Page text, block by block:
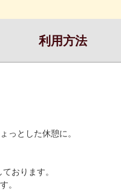
利用方法
っとした休憩に。
おります。
。